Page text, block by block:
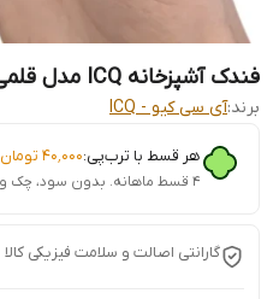
فندک آشپزخانه ICQ مدل قلمی طرح گلدار
برند:آی سی کیو - ICQ
هر قسط با ترب‌پی:۴۰٬۰۰۰ تومان
۴ قسط ماهانه. بدون سود، چک و ضامن.
گارانتی اصالت و سلامت فیزیکی کالا